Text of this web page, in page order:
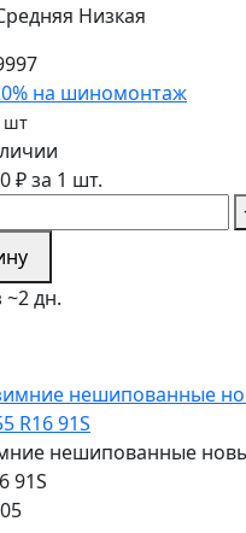
Низкая
на шиномонтаж
шт
₽ за 1 шт.
~2 дн.
нешипованные
91S